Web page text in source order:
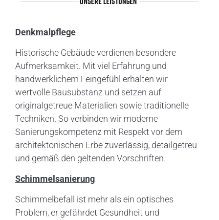
Denkmalpflege
Historische Gebäude verdienen besondere
Aufmerksamkeit. Mit viel Erfahrung und
handwerklichem Feingefühl erhalten wir
wertvolle Bausubstanz und setzen auf
originalgetreue Materialien sowie traditionelle
Techniken. So verbinden wir moderne
Sanierungskompetenz mit Respekt vor dem
architektonischen Erbe zuverlässig, detailgetreu
und gemäß den geltenden Vorschriften.
Schimmelsanierung
Schimmelbefall ist mehr als ein optisches
Problem, er gefährdet Gesundheit und